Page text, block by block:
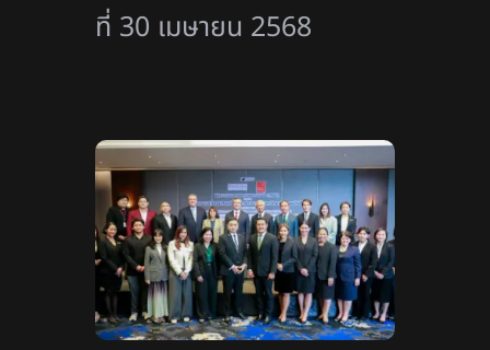
ที่ 30 เมษายน 2568